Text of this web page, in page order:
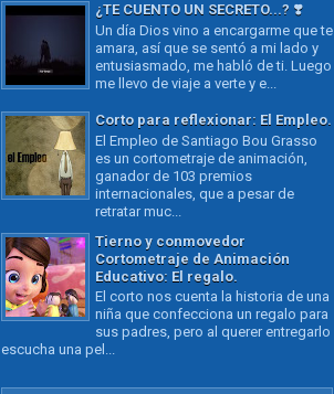
¿TE CUENTO UN SECRETO...? ❣️
Un día Dios vino a encargarme que te
amara, así que se sentó a mi lado y
entusiasmado, me habló de ti. Luego
me llevo de viaje a verte y e...
Corto para reflexionar: El Empleo.
El Empleo de Santiago Bou Grasso
es un cortometraje de animación,
ganador de 103 premios
internacionales, que a pesar de
retratar muc...
Tierno y conmovedor
Cortometraje de Animación
Educativo: El regalo.
El corto nos cuenta la historia de una
niña que confecciona un regalo para
sus padres, pero al querer entregarlo
escucha una pel...